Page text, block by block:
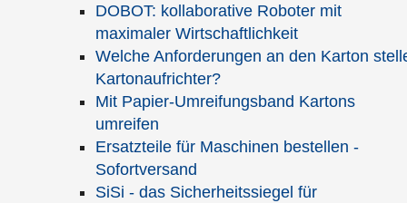
DOBOT: kollaborative Roboter mit
maximaler Wirtschaftlichkeit
Welche Anforderungen an den Karton
Kartonaufrichter?
Mit Papier-Umreifungsband Kartons
umreifen
Ersatzteile für Maschinen bestellen -
Sofortversand
SiSi - das Sicherheitssiegel für
Hinweise zum Datenschutz:
Ihre eingegebenen Daten werden SSL-verschlüsselt an uns
übertragen und automatisch gespeichert. Die gespeicherten
Daten werden vertraulich behandelt und nicht an Dritte
weitergegeben. Weitere Informationen zum Thema Datenschutz
finden Sie in unserer Datenschutzerklärung.